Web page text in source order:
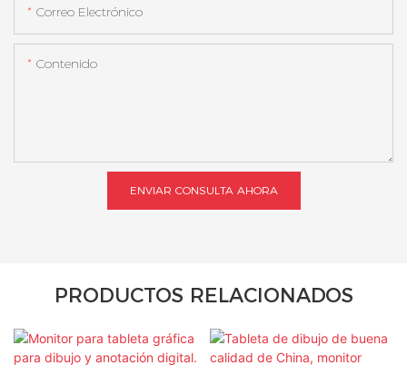
Correo Electrónico
Contenido
ENVIAR CONSULTA AHORA
PRODUCTOS RELACIONADOS